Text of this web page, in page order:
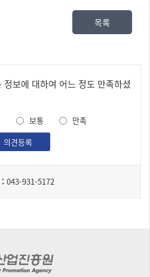
목록
보에 대하여 어느 정도 만족하셨
보통
만족
의견등록
: 043-931-5172